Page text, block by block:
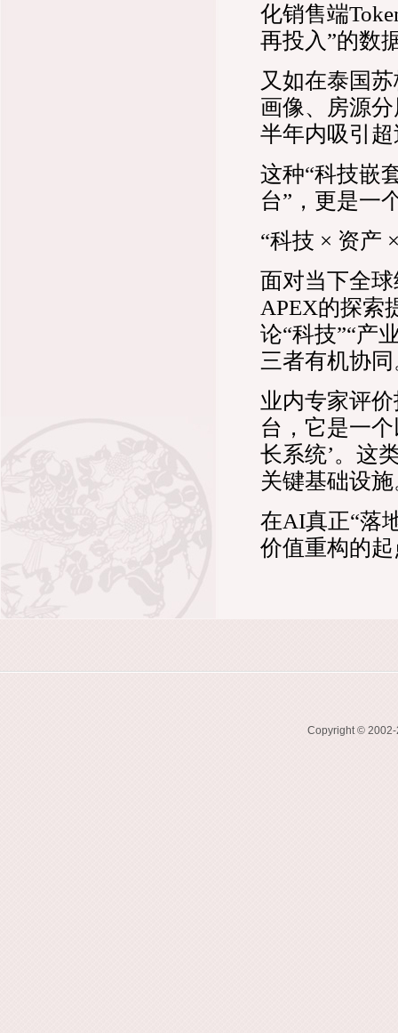
化销售端
再投入”的数
又如在泰国
画像、房源
半年内吸引
这种“科技嵌
台”，更是一
“科技 × 资产
面对当下全
APEX的探索
论“科技”“产
三者有机协
业内专家评
台，它是一
长系统’。这
关键基础设施
在AI真正“落
价值重构的
Copyright ©